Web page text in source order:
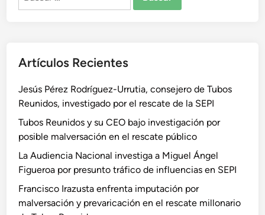
Artículos Recientes
Jesús Pérez Rodríguez-Urrutia, consejero de Tubos
Reunidos, investigado por el rescate de la SEPI
Tubos Reunidos y su CEO bajo investigación por
posible malversación en el rescate público
La Audiencia Nacional investiga a Miguel Ángel
Figueroa por presunto tráfico de influencias en SEPI
Francisco Irazusta enfrenta imputación por
malversación y prevaricación en el rescate millonario